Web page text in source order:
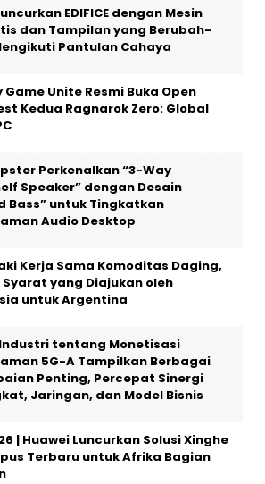
EDIFICE dengan Mesin
dan Tampilan yang Berubah-
Pantulan Cahaya
Game Unite Resmi Buka Open
Kedua Ragnarok Zero: Global
Perkenalkan “3-Way
Speaker” dengan Desain
Bass” untuk Tingkatkan
Audio Desktop
Kerja Sama Komoditas Daging,
Syarat yang Diajukan oleh
untuk Argentina
tentang Monetisasi
5G-A Tampilkan Berbagai
Penting, Percepat Sinergi
Jaringan, dan Model Bisnis
| Huawei Luncurkan Solusi Xinghe
Terbaru untuk Afrika Bagian